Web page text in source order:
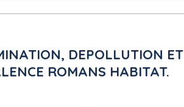
DEPOLLUTION ET
ROMANS HABITAT.